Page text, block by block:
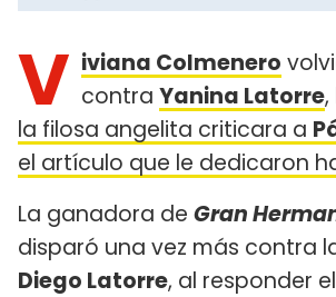
V iviana Colmenero
contra Yanina Latorre
la filosa angelita criticara a
el artículo que le dedicaron
La ganadora de Gran
disparó una vez más contra
Diego Latorre, al responder